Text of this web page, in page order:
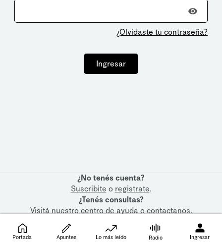
¿Olvidaste tu contraseña?
Ingresar
¿No tenés cuenta?
Suscribite o registrate.
¿Tenés consultas?
Visitá nuestrocentro de ayudaocontactanos.
Portada Apuntes Lo más leído Radio Ingresar